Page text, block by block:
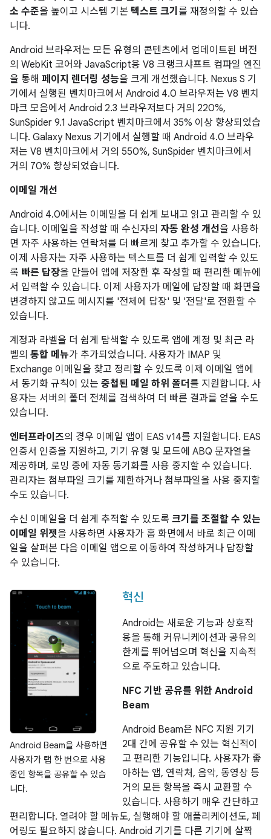
소 수준을 높이고 시스템 기본 텍스트 크기 를 재정의할 수 있습
니다.
Android 브라우저는 모든 유형의 콘텐츠에서 업데이트된 버전
의 WebKit 코어와 JavaScript용 V8 크랭크샤프트 컴파일 엔진
을 통해 페이지 렌더링 성능을 크게 개선했습니다. Nexus S 기
기에서 실행된 벤치마크에서 Android 4.0 브라우저는 V8 벤치
마크 모음에서 Android 2.3 브라우저보다 거의 220%,
SunSpider 9.1 JavaScript 벤치마크에서 35% 이상 향상되었습
니다. Galaxy Nexus 기기에서 실행할 때 Android 4.0 브라우
저는 V8 벤치마크에서 거의 550%, SunSpider 벤치마크에서
거의 70% 향상되었습니다.
이메일 개선
Android 4.0에서는 이메일을 더 쉽게 보내고 읽고 관리할 수 있
습니다. 이메일을 작성할 때 수신자의 자동 완성 개선을 사용하
면 자주 사용하는 연락처를 더 빠르게 찾고 추가할 수 있습니다.
이제 사용자는 자주 사용하는 텍스트를 더 쉽게 입력할 수 있도
록 빠른 답장을 만들어 앱에 저장한 후 작성할 때 편리한 메뉴에
서 입력할 수 있습니다. 이제 사용자가 메일에 답장할 때 화면을
변경하지 않고도 메시지를 '전체에 답장' 및 '전달'로 전환할 수
있습니다.
계정과 라벨을 더 쉽게 탐색할 수 있도록 앱에 계정 및 최근 라
벨의 통합 메뉴가 추가되었습니다. 사용자가 IMAP 및
Exchange 이메일을 찾고 정리할 수 있도록 이제 이메일 앱에
서 동기화 규칙이 있는 중첩된 메일 하위 폴더 를 지원합니다. 사
용자는 서버의 폴더 전체를 검색하여 더 빠른 결과를 얻을 수도
있습니다.
엔터프라이즈의 경우 이메일 앱이 EAS v14를 지원합니다. EAS
인증서 인증을 지원하고, 기기 유형 및 모드에 ABQ 문자열을
제공하며, 로밍 중에 자동 동기화를 사용 중지할 수 있습니다.
관리자는 첨부파일 크기를 제한하거나 첨부파일을 사용 중지할
수도 있습니다.
수신 이메일을 더 쉽게 추적할 수 있도록 크기를 조절할 수 있는
이메일 위젯을 사용하면 사용자가 홈 화면에서 바로 최근 이메
일을 살펴본 다음 이메일 앱으로 이동하여 작성하거나 답장할
수 있습니다.
Android Beam을 사용하면
사용자가 탭 한 번으로 사용
중인 항목을 공유할 수 있습
니다.
혁신
Android는 새로운 기능과 상호작
용을 통해 커뮤니케이션과 공유의
한계를 뛰어넘으며 혁신을 지속적
으로 주도하고 있습니다.
NFC 기반 공유를 위한 Android
Beam
Android Beam은 NFC 지원 기기
2대 간에 공유할 수 있는 혁신적이
고 편리한 기능입니다. 사용자가 좋
아하는 앱, 연락처, 음악, 동영상 등
거의 모든 항목을 즉시 교환할 수
있습니다. 사용하기 매우 간단하고
편리합니다. 열려야 할 메뉴도, 실행해야 할 애플리케이션도, 페
어링도 필요하지 않습니다. Android 기기를 다른 기기에 살짝